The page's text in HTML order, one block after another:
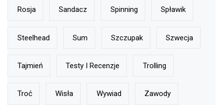
Rosja Sandacz Spinning Spławik
Steelhead Sum Szczupak Szwecja
Tajmień Testy I Recenzje Trolling
Troć Wisła Wywiad Zawody